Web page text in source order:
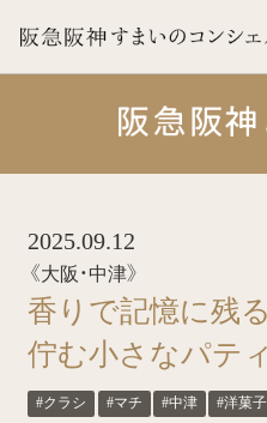
2025.09.12
《大阪・中津》
香りで記憶に残
佇む小さなパテ
#クラシ #マチ #中津 #洋菓子